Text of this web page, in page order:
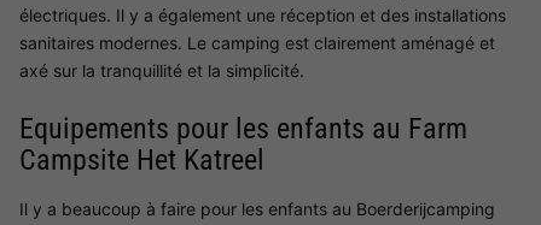
électriques. Il y a également une réception et des installations
sanitaires modernes. Le camping est clairement aménagé et
axé sur la tranquillité et la simplicité.
Equipements pour les enfants au Farm
Campsite Het Katreel
Il y a beaucoup à faire pour les enfants au Boerderijcamping